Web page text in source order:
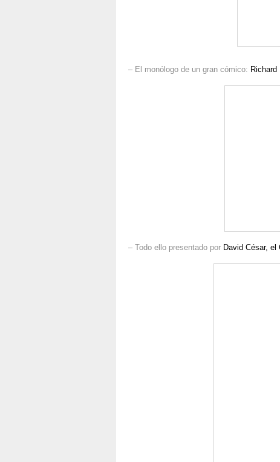
– El monólogo de un gran cómico: Richard
– Todo ello presentado por David César, el